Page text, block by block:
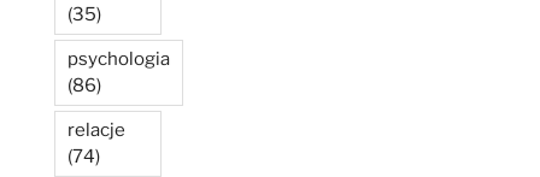
(35)
psychologia
(86)
relacje
(74)